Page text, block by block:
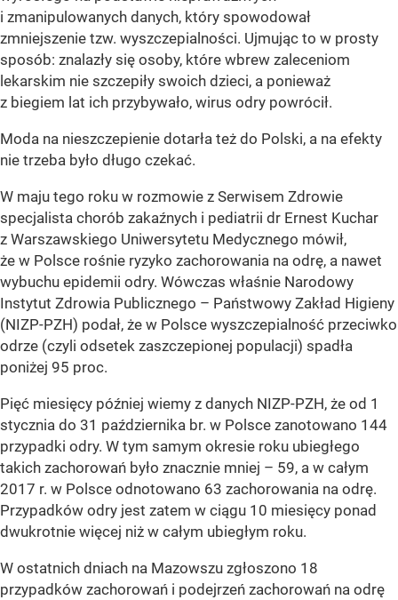
i zmanipulowanych danych, który spowodował
zmniejszenie tzw. wyszczepialności. Ujmując to w prosty
sposób: znalazły się osoby, które wbrew zaleceniom
lekarskim nie szczepiły swoich dzieci, a ponieważ
z biegiem lat ich przybywało, wirus odry powrócił.
Moda na nieszczepienie dotarła też do Polski, a na efekty
nie trzeba było długo czekać.
W maju tego roku w rozmowie z Serwisem Zdrowie
specjalista chorób zakaźnych i pediatrii dr Ernest Kuchar
z Warszawskiego Uniwersytetu Medycznego mówił,
że w Polsce rośnie ryzyko zachorowania na odrę, a nawet
wybuchu epidemii odry. Wówczas właśnie Narodowy
Instytut Zdrowia Publicznego – Państwowy Zakład Higieny
(NIZP-PZH) podał, że w Polsce wyszczepialność przeciwko
odrze (czyli odsetek zaszczepionej populacji) spadła
poniżej 95 proc.
Pięć miesięcy później wiemy z danych NIZP-PZH, że od 1
stycznia do 31 października br. w Polsce zanotowano 144
przypadki odry. W tym samym okresie roku ubiegłego
takich zachorowań było znacznie mniej – 59, a w całym
2017 r. w Polsce odnotowano 63 zachorowania na odrę.
Przypadków odry jest zatem w ciągu 10 miesięcy ponad
dwukrotnie więcej niż w całym ubiegłym roku.
W ostatnich dniach na Mazowszu zgłoszono 18
przypadków zachorowań i podejrzeń zachorowań na odrę